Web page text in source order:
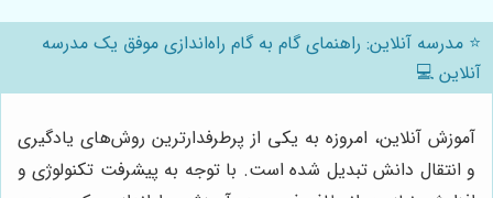
⭐️ مدرسه آنلاین: راهنمای گام به گام راه‌اندازی موفق یک مدرسه
آنلاین 💻
آموزش آنلاین، امروزه به یکی از پرطرفدارترین روش‌های یادگیری
و انتقال دانش تبدیل شده است. با توجه به پیشرفت تکنولوژی و